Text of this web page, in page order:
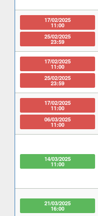
17/02/2025
11:00
25/02/2025
23:59
17/02/2025
11:00
25/02/2025
23:59
17/02/2025
11:00
06/03/2025
11:00
14/03/2025
11:00
21/03/2025
16:00